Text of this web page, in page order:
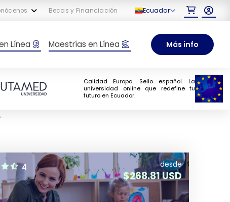
Becas y Financiación Ecuador
Línea Maestrías en Línea Más info
Calidad Europa. Sello español. La
universidad online que redefine tu
futuro en Ecuador.
4 desde
$268.81 USD